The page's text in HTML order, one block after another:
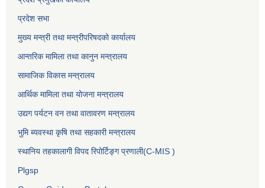
प्रदेश सभा
मुख्य मन्त्री तथा मन्त्रीपरिषदको कार्यालय
आन्तरिक मामिला तथा कानुन मन्त्रालय
सामाजिक विकास मन्त्रालय
आर्थिक मामिला तथा योजना मन्त्रालय
उद्यग पर्यटन वन तथा वातावरण मन्त्रालय
भुमि ब्यवस्था कृषि तथा सहकारी मन्त्रालय
स्थानिय तहकालागी विपद रिपोर्टिङ्ग प्रणाली(C-MIS )
Plgsp